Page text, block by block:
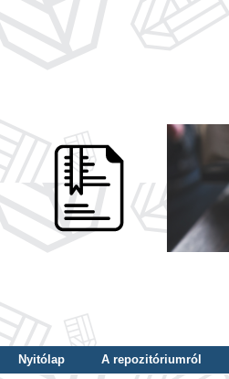
Nyitólap A repozitóriumról